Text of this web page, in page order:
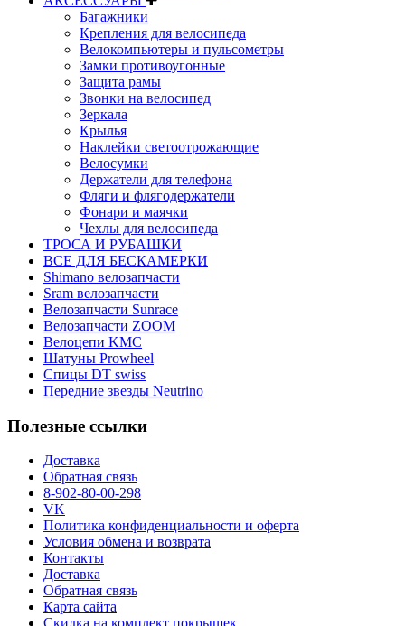
Багажники
Крепления для велосипеда
Велокомпьютеры и пульсометры
Замки противоугонные
Защита рамы
Звонки на велосипед
Зеркала
Крылья
Наклейки светоотрожающие
Велосумки
Держатели для телефона
Фляги и флягодержатели
Фонари и маячки
Чехлы для велосипеда
ТРОСА И РУБАШКИ
ВСЕ ДЛЯ БЕСКАМЕРКИ
Shimano велозапчасти
Sram велозапчасти
Велозапчасти Sunrace
Велозапчасти ZOOM
Велоцепи KMC
Шатуны Prowheel
Спицы DT swiss
Передние звезды Neutrino
Полезные ссылки
Доставка
Обратная связь
8-902-80-00-298
VK
Политика конфиденциальности и оферта
Условия обмена и возврата
Контакты
Доставка
Обратная связь
Карта сайта